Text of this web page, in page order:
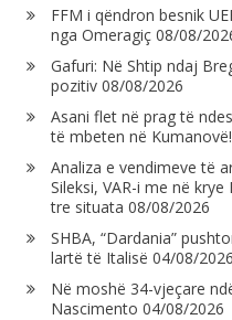
FFM i qëndron besnik
nga Omeragiç 08/08/
Gafuri: Në Shtip ndaj
pozitiv 08/08/2026
Asani flet në prag të
të mbeten në Kumanovë!
Analiza e vendimeve të
Sileksi, VAR-i me në
tre situata 08/08/2026
SHBA, “Dardania”
lartë të Italisë 04/08/2026
Në moshë 34-vjeçare
Nascimento 04/08/2026